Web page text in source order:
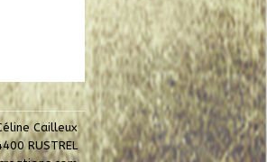
Cailleux
RUSTREL